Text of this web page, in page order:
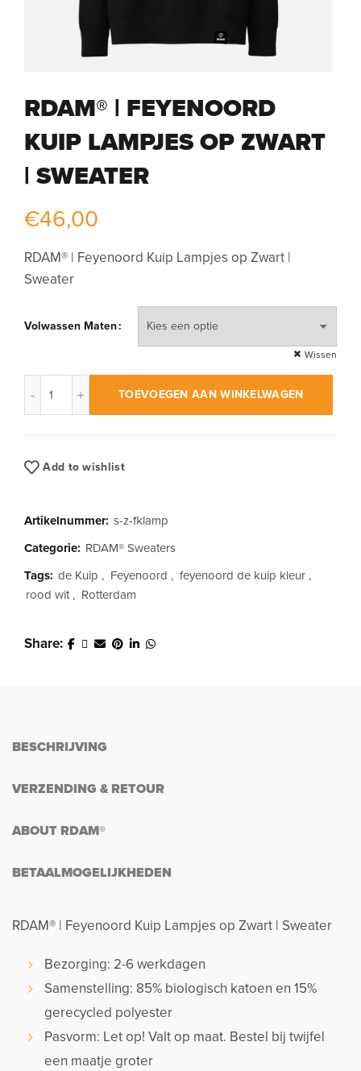
RDAM® | FEYENOORD
KUIP LAMPJES OP ZWART
| SWEATER
€46,00
RDAM® | Feyenoord Kuip Lampjes op Zwart |
Sweater
Volwassen Maten
Wissen
TOEVOEGEN AAN WINKELWAGEN
Add to wishlist
Artikelnummer: s-z-fklamp
Categorie: RDAM® Sweaters
Tags: de Kuip , Feyenoord , feyenoord de kuip kleur ,
rood wit , Rotterdam
Share
BESCHRIJVING
VERZENDING & RETOUR
ABOUT RDAM®
BETAALMOGELIJKHEDEN
RDAM® | Feyenoord Kuip Lampjes op Zwart | Sweater
Bezorging: 2-6 werkdagen
Samenstelling: 85% biologisch katoen en 15%
gerecycled polyester
Pasvorm: Let op! Valt op maat. Bestel bij twijfel
een maatje groter